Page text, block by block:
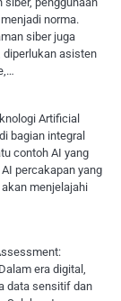
norma.
siber juga
diperlukan asisten
Artificial
bagian integral
contoh AI yang
percakapan yang
menjelajahi
era digital,
data sensitif dan